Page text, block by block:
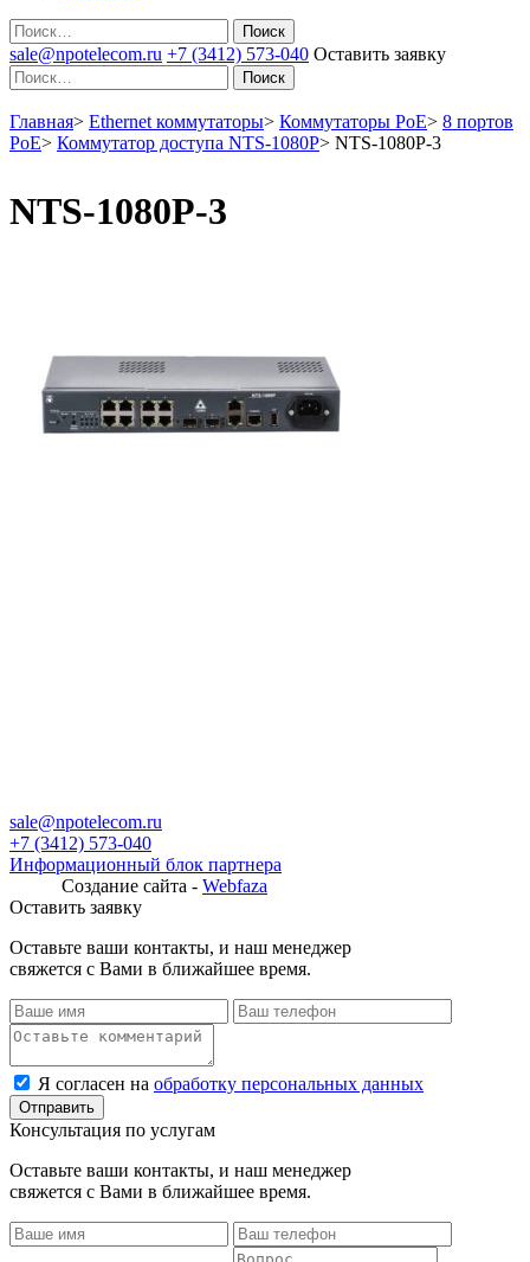
Поиск
sale@npotelecom.ru +7 (3412) 573-040 Оставить заявку
Поиск
Главная> Ethernet коммутаторы> Коммутаторы PoE> 8 портов
PoE> Коммутатор доступа NTS-1080P> NTS-1080P-3
NTS-1080P-3
sale@npotelecom.ru
+7 (3412) 573-040
Информационный блок партнера
Создание сайта - Webfaza
Оставить заявку
Оставьте ваши контакты, и наш менеджер
свяжется с Вами в ближайшее время.
Я согласен на обработку персональных данных
Консультация по услугам
Оставьте ваши контакты, и наш менеджер
свяжется с Вами в ближайшее время.